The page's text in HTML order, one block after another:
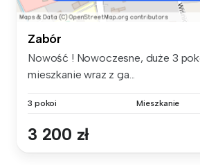
Zabór
Nowość ! Nowoczesne, duże 3
mieszkanie wraz z ga...
3 pokoi Mieszkanie
3 200 zł